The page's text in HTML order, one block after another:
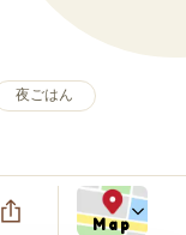
夜ごはん
Map